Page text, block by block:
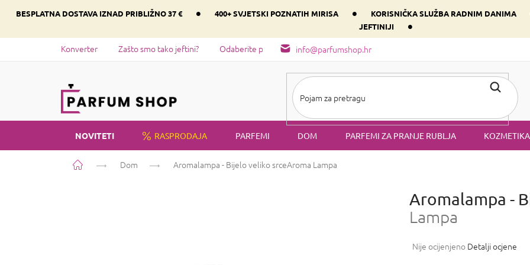
BESPLATNA DOSTAVA IZNAD PRIBLIŽNO 37 € • 400+ SVJETSKI POZNATIH MIRISA • KORISNIČKA SLUŽBA RADNIM DANIMA
JEFTINIJI
•
info@parfumshop.hr
Konverter Zašto smo tako jeftini? Odaberite parfem svog srca prema dominantnoj komponenti
NOVITETI RASPRODAJA PARFEMI DOM PARFEMI ZA PRANJE RUBLJA KOZMETIKA
Početna Dom Aromalampa - Bijelo veliko srceAroma Lampa
Aromalampa -
Lampa
Prosječna
Nije ocijenjeno Detalji ocjene